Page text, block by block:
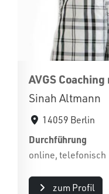
AVGS
Sinah Altmann
14059 Berlin
Durchführung
online, telefonisch
zum Profil